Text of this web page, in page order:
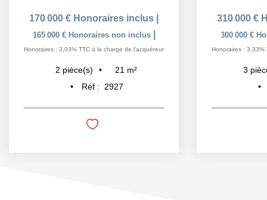
170 000 € Honoraires inclus
165 000 € Honoraires non inclus
Honoraires : 3,03% TTC à la charge de l'acquéreur
2 pièce(s) 21 m²
Réf :
2927
310 000 €
300 000 €
Honoraires : 3,33%
3